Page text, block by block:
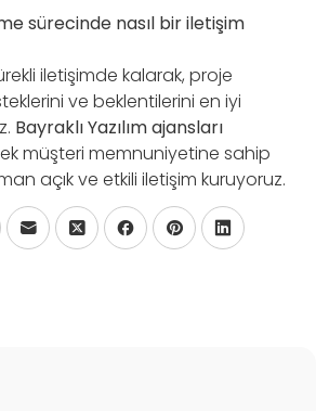
sürecinde nasıl bir iletişim
iletişimde kalarak, proje
ve beklentilerini en iyi
Bayraklı Yazılım ajansları
müşteri memnuniyetine sahip
açık ve etkili iletişim kuruyoruz.